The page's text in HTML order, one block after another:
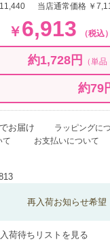
当店通常価格 ￥
￥6,913 （税込）
約1,728円 （単
約79
お届け
ラッピングに
て
お支払いについて
再入荷お知らせ希望
入荷待ちリストを見る